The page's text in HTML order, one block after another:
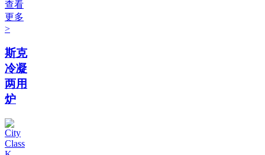
查看
更多
>
斯克
冷凝
两用
炉